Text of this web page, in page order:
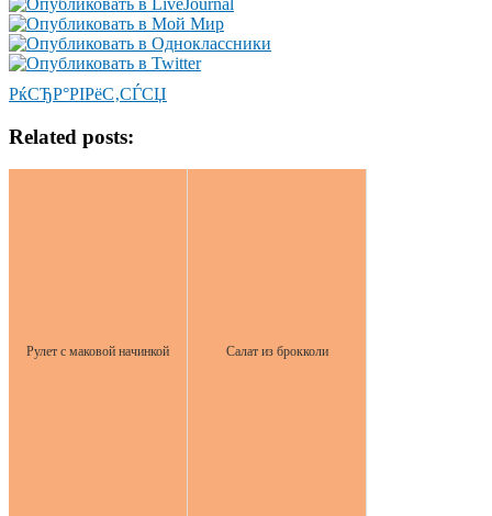
РќСЂР°РІРёС‚СЃСЏ
Related posts:
Рулет с маковой начинкой Салат из брокколи